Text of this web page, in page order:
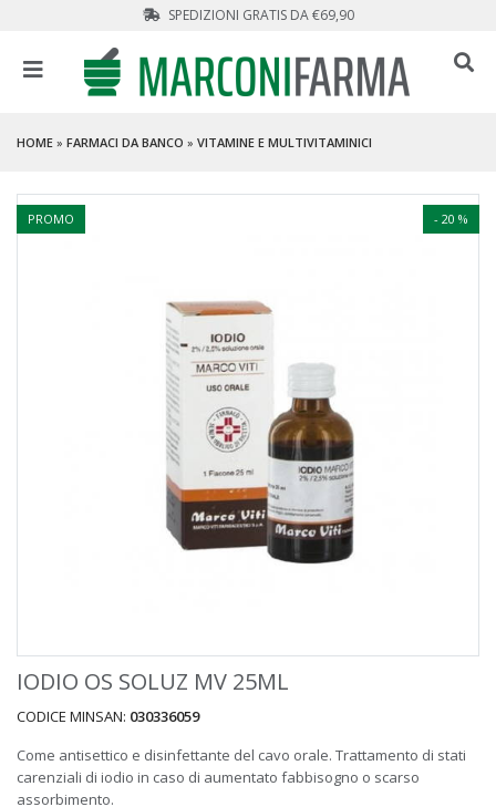
SPEDIZIONI GRATIS DA €69,90
HOME » FARMACI DA BANCO » VITAMINE E MULTIVITAMINICI
- 20 %
PROMO
IODIO OS SOLUZ MV 25ML
CODICE MINSAN: 030336059
Come antisettico e disinfettante del cavo orale. Trattamento di stati
carenziali di iodio in caso di aumentato fabbisogno o scarso
assorbimento.